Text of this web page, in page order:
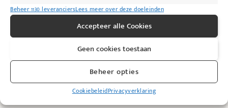
Beheer 1130 leveranciersLees meer over deze doeleinden
Accepteer alle Cookies
Geen cookies toestaan
Beheer opties
CookiebeleidPrivacyverklaring